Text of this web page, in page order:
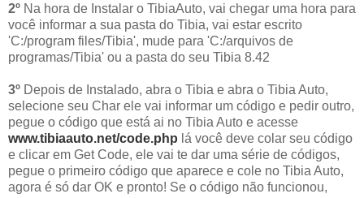
2º Na hora de Instalar o TibiaAuto, vai chegar uma hora para
você informar a sua pasta do Tibia, vai estar escrito
'C:/program files/Tibia', mude para 'C:/arquivos de
programas/Tibia' ou a pasta do seu Tibia 8.42
3º Depois de Instalado, abra o Tibia e abra o Tibia Auto,
selecione seu Char ele vai informar um código e pedir outro,
pegue o código que está ai no Tibia Auto e acesse
www.tibiaauto.net/code.php lá você deve colar seu código
e clicar em Get Code, ele vai te dar uma série de códigos,
pegue o primeiro código que aparece e cole no Tibia Auto,
agora é só dar OK e pronto! Se o código não funcionou,